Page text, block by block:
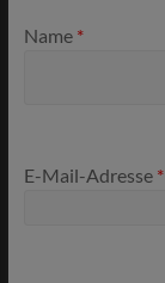
Name *
E-Mail-Adresse *